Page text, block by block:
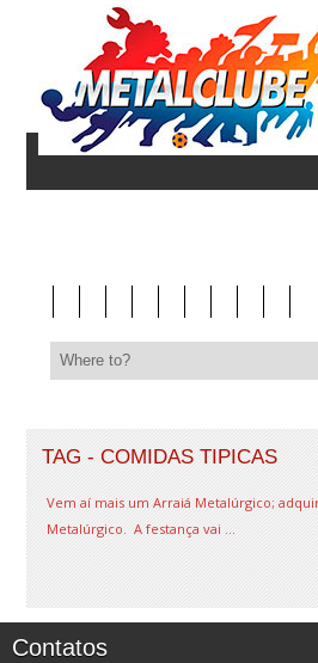
TAG - COMIDAS TIPICAS
Vem aí mais um Arraiá Metalúrgico;
Metalúrgico. A festança vai ...
Contatos